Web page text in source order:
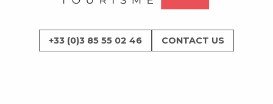
+33 (0)3 85 55 02 46 CONTACT US